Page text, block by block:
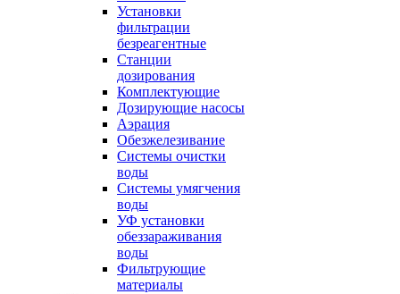
Установки
фильтрации
безреагентные
Станции
дозирования
Комплектующие
Дозирующие насосы
Аэрация
Обезжелезивание
Системы очистки
воды
Системы умягчения
воды
УФ установки
обеззараживания
воды
Фильтрующие
материалы